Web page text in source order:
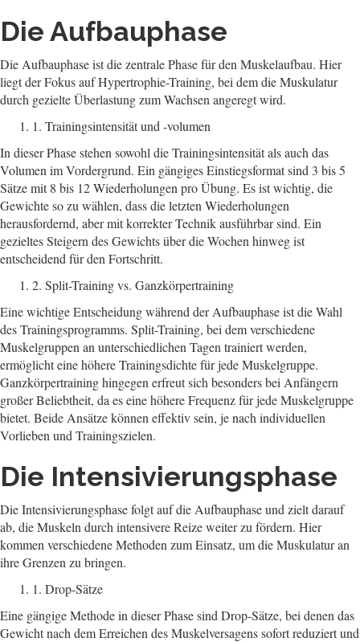
Die Aufbauphase
Die Aufbauphase ist die zentrale Phase für den Muskelaufbau. Hier
liegt der Fokus auf Hypertrophie-Training, bei dem die Muskulatur
durch gezielte Überlastung zum Wachsen angeregt wird.
1. Trainingsintensität und -volumen
In dieser Phase stehen sowohl die Trainingsintensität als auch das
Volumen im Vordergrund. Ein gängiges Einstiegsformat sind 3 bis 5
Sätze mit 8 bis 12 Wiederholungen pro Übung. Es ist wichtig, die
Gewichte so zu wählen, dass die letzten Wiederholungen
herausfordernd, aber mit korrekter Technik ausführbar sind. Ein
gezieltes Steigern des Gewichts über die Wochen hinweg ist
entscheidend für den Fortschritt.
2. Split-Training vs. Ganzkörpertraining
Eine wichtige Entscheidung während der Aufbauphase ist die Wahl
des Trainingsprogramms. Split-Training, bei dem verschiedene
Muskelgruppen an unterschiedlichen Tagen trainiert werden,
ermöglicht eine höhere Trainingsdichte für jede Muskelgruppe.
Ganzkörpertraining hingegen erfreut sich besonders bei Anfängern
großer Beliebtheit, da es eine höhere Frequenz für jede Muskelgruppe
bietet. Beide Ansätze können effektiv sein, je nach individuellen
Vorlieben und Trainingszielen.
Die Intensivierungsphase
Die Intensivierungsphase folgt auf die Aufbauphase und zielt darauf
ab, die Muskeln durch intensivere Reize weiter zu fördern. Hier
kommen verschiedene Methoden zum Einsatz, um die Muskulatur an
ihre Grenzen zu bringen.
1. Drop-Sätze
Eine gängige Methode in dieser Phase sind Drop-Sätze, bei denen das
Gewicht nach dem Erreichen des Muskelversagens sofort reduziert und